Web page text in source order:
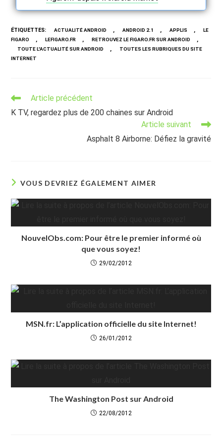
ÉTIQUETTES: ACTUALITÉ ANDROID , ANDROID 2.1 , APPLIS ,
LE
FIGARO
, LEFIGARO.FR , RETROUVEZ LE FIGARO.FR SUR ANDROID ,
TOUTE L'ACTUALITÉ SUR ANDROID ,
TOUTES LES RUBRIQUES DU SITE
INTERNET
Read
articles
Article précédent
K TV, regardez plus de 200 chaines sur Android
Article suivant
Asphalt 8 Airborne: Défiez la gravité
VOUS DEVRIEZ ÉGALEMENT AIMER
NouvelObs.com: Pour être le premier informé où
que vous soyez!
29/02/2012
MSN.fr: L’application officielle du site Internet!
26/01/2012
The Washington Post sur Android
22/08/2012